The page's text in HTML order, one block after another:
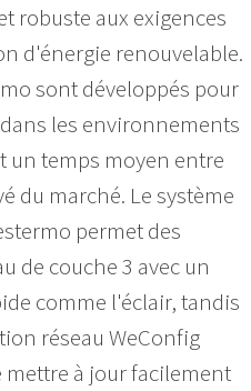
robuste aux exigences
d'énergie renouvelable.
sont développés pour
les environnements
un temps moyen entre
du marché. Le système
permet des
de couche 3 avec un
comme l'éclair, tandis
réseau WeConfig
à jour facilement